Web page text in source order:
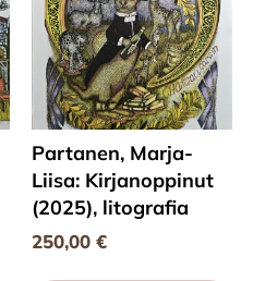
Partanen, Marja-
Liisa: Kirjanoppinut
(2025), litografia
250,00 €